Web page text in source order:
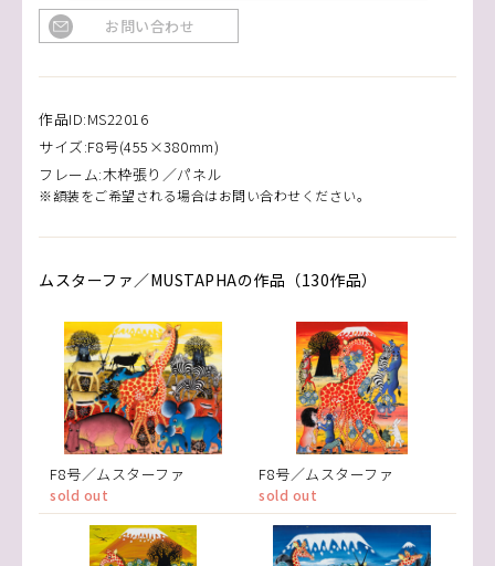
お問い合わせ
作品ID:MS22016
サイズ:F8号(455×380mm)
フレーム:木枠張り／パネル
※額装をご希望される場合はお問い合わせください。
ムスターファ／MUSTAPHAの作品（130作品）
F8号／ムスターファ
sold out
F8号／ムスターファ
sold out